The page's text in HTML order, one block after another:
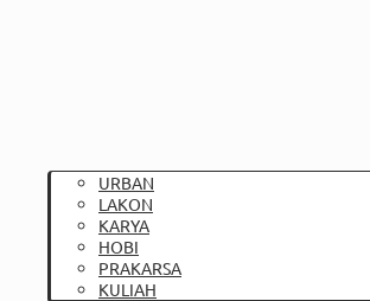
URBAN
LAKON
KARYA
HOBI
PRAKARSA
KULIAH